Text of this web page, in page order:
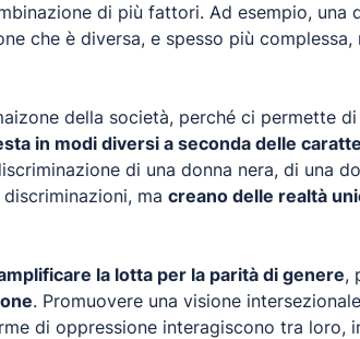
di più fattori. Ad esempio, una
che è diversa, e spesso più
della società, perché ci permette
in modi diversi a seconda delle
di una donna nera, di una
ma creano delle realtà
la lotta per la parità di genere,
. Promuovere una visione
di oppressione interagiscono tra loro,